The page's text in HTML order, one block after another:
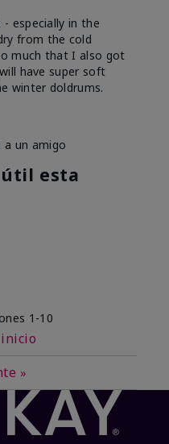
especially in the
from the cold
much that I also got
have super soft
winter doldrums.
a un amigo
esta
1-10
»